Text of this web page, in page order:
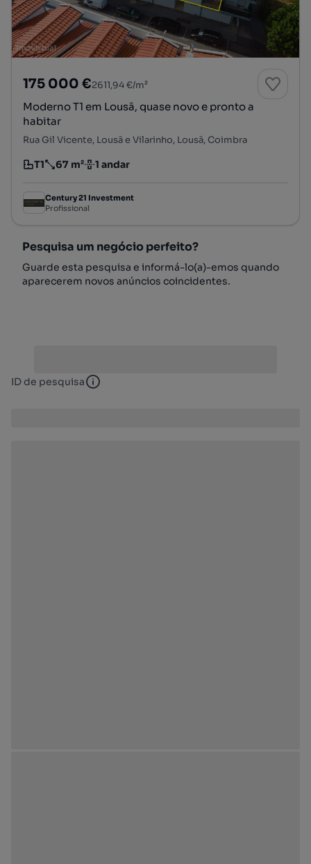
175 000 €2611,94 €/m²
Moderno T1 em Lousã, quase novo e pronto a
habitar
Rua Gil Vicente, Lousã e Vilarinho, Lousã, Coimbra
Tipologia
T1
Preço por metro quadrado
67 m²
Andar 1 andar
Century 21 Investment
Profissional
Pesquisa um negócio perfeito?
Guarde esta pesquisa e informá-lo(a)-emos quando
aparecerem novos anúncios coincidentes.
ID de pesquisa ID de pesquisa